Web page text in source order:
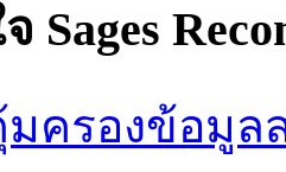
Sages
ครองข้อมูล